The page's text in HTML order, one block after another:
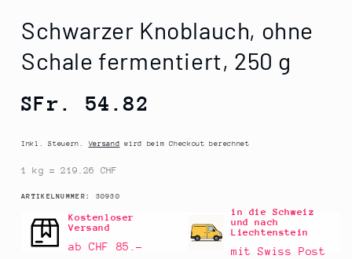
Schwarzer Knoblauch, ohne
Schale fermentiert, 250 g
Normaler
SFr. 54.82
Inkl. Steuern.Versand wird beim Checkout berechnet
1 kg = 219.26 CHF
ARTIKELNUMMER: SKU:
30930
Kostenloser
Versand
ab CHF 85.–
in die Schweiz
und nach
Liechtenstein
mit Swiss Post